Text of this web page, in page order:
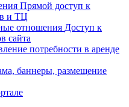
Прямой доступ к
и ТЦ
отношения Доступ к
сайта
потребности в аренде
баннеры, размещение